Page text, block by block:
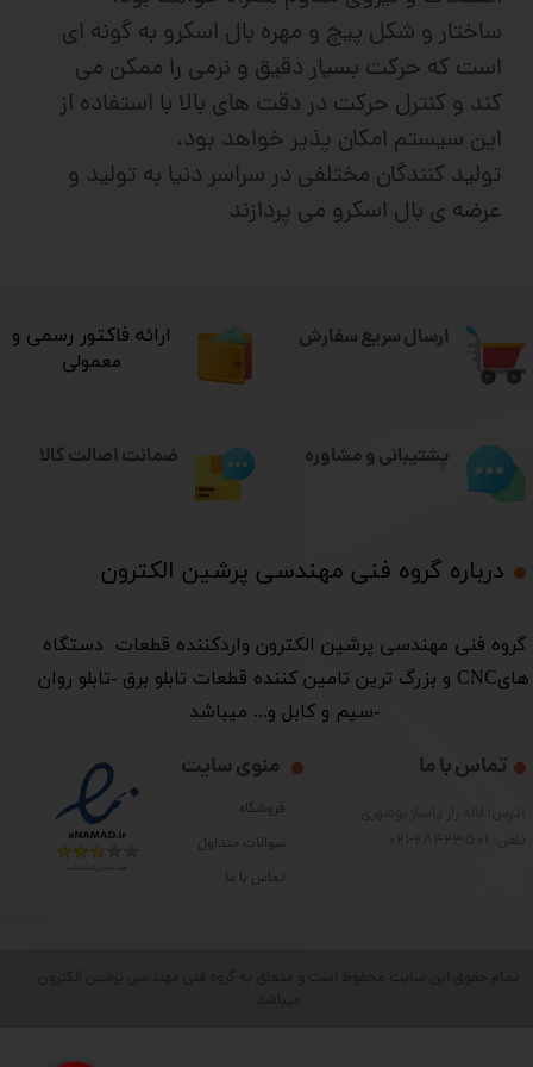
ساختار و شکل پیچ و مهره بال اسکرو به گونه ای
است که حرکت بسیار دقیق و نرمی را ممکن می
کند و کنترل حرکت در دقت های بالا با استفاده از
این سیستم امکان پذیر خواهد بود.
تولید کنندگان مختلفی در سراسر دنیا به تولید و
عرضه ی بال اسکرو می پردازند
ارسال سریع سفارش
درباره گروه فنی مهندسی پرشین الکترون​​​​​​​
​گروه فنی مهندسی پرشین الکترون واردکننده قطعات دستگاه
هایCNC و بزرگ ترین تامین کننده قطعات تابلو برق -تابلو روان
-سیم و کابل و... میباشد
منوی سایت
فروشگاه
سوالات متداول
تماس با ما
تماس با ما
​ارائه فاکتور رسمی و
معمولی
پشتیبانی و مشاوره ضمانت اصالت کالا